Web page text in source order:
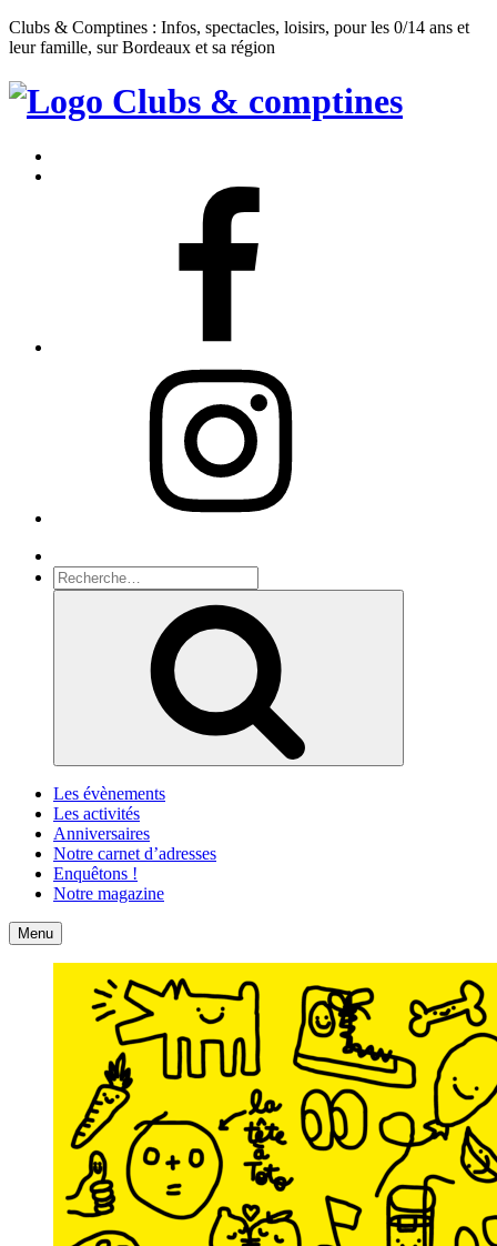
Clubs & Comptines : Infos, spectacles, loisirs, pour les 0/14 ans et
leur famille, sur Bordeaux et sa région
Clubs
Comptines
Recherche
pour
Les évènements
Les activités
Anniversaires
Notre carnet d’adresses
Enquêtons !
Notre magazine
Accueil
Menu Contact